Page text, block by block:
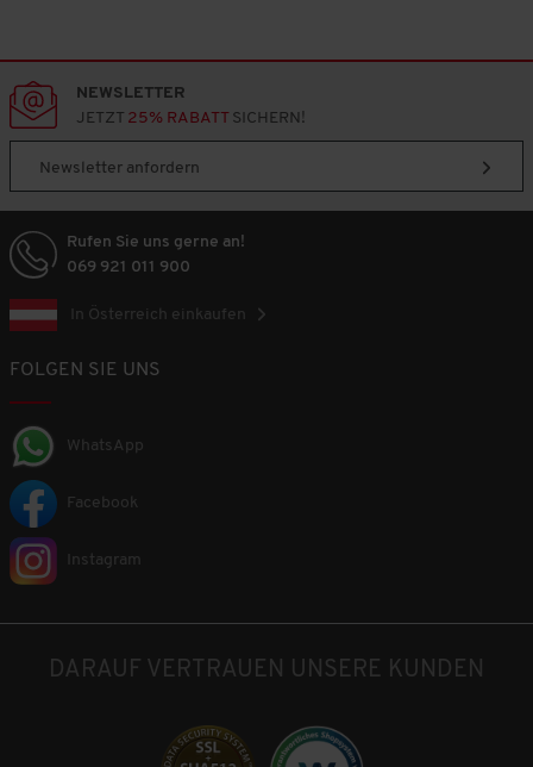
NEWSLETTER
JETZT 25% RABATTSICHERN!
Newsletter anfordern
Rufen Sie uns gerne an!
069 921 011 900
In Österreich einkaufen
FOLGEN SIE UNS
WhatsApp
Facebook
Instagram
DARAUF VERTRAUEN UNSERE KUNDEN